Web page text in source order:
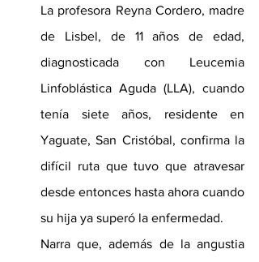
La profesora Reyna Cordero, madre
de Lisbel, de 11 años de edad,
diagnosticada con Leucemia
Linfoblástica Aguda (LLA), cuando
tenía siete años, residente en
Yaguate, San Cristóbal, confirma la
difícil ruta que tuvo que atravesar
desde entonces hasta ahora cuando
su hija ya superó la enfermedad.
Narra que, además de la angustia